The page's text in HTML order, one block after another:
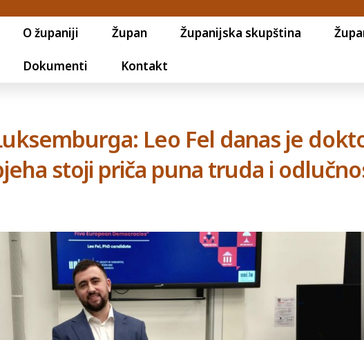
O županiji Župan Županijska skupština
Dokumenti Kontakt
Leo Fel danas je
stoji priča puna truda i